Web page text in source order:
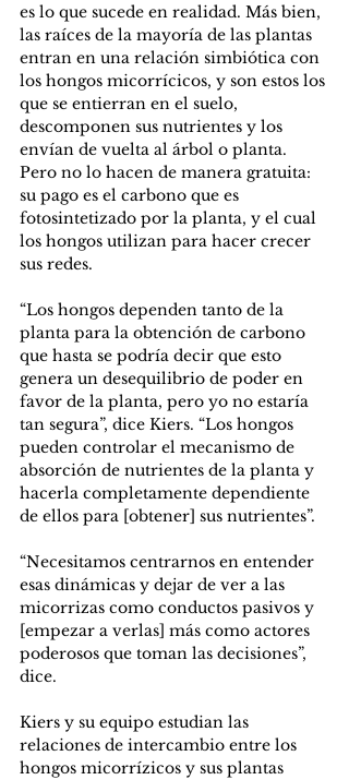
es lo que sucede en realidad. Más bien,
las raíces de la mayoría de las plantas
entran en una relación simbiótica con
los hongos micorrícicos, y son estos los
que se entierran en el suelo,
descomponen sus nutrientes y los
envían de vuelta al árbol o planta.
Pero no lo hacen de manera gratuita:
su pago es el carbono que es
fotosintetizado por la planta, y el cual
los hongos utilizan para hacer crecer
sus redes.
“Los hongos dependen tanto de la
planta para la obtención de carbono
que hasta se podría decir que esto
genera un desequilibrio de poder en
favor de la planta, pero yo no estaría
tan segura”, dice Kiers. “Los hongos
pueden controlar el mecanismo de
absorción de nutrientes de la planta y
hacerla completamente dependiente
de ellos para [obtener] sus nutrientes”.
“Necesitamos centrarnos en entender
esas dinámicas y dejar de ver a las
micorrizas como conductos pasivos y
[empezar a verlas] más como actores
poderosos que toman las decisiones”,
dice.
Kiers y su equipo estudian las
relaciones de intercambio entre los
hongos micorrízicos y sus plantas